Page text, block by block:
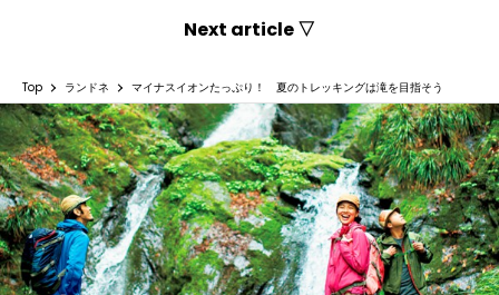
Next article ▽
Top ランドネ マイナスイオンたっぷり！ 夏のトレッキングは滝を目指そう